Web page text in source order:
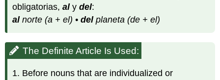
obligatorias,alydel:
alnorte (a + el) •delplaneta (de + el)
The Definite Article Is Used:
1. Before nouns that are individualized or